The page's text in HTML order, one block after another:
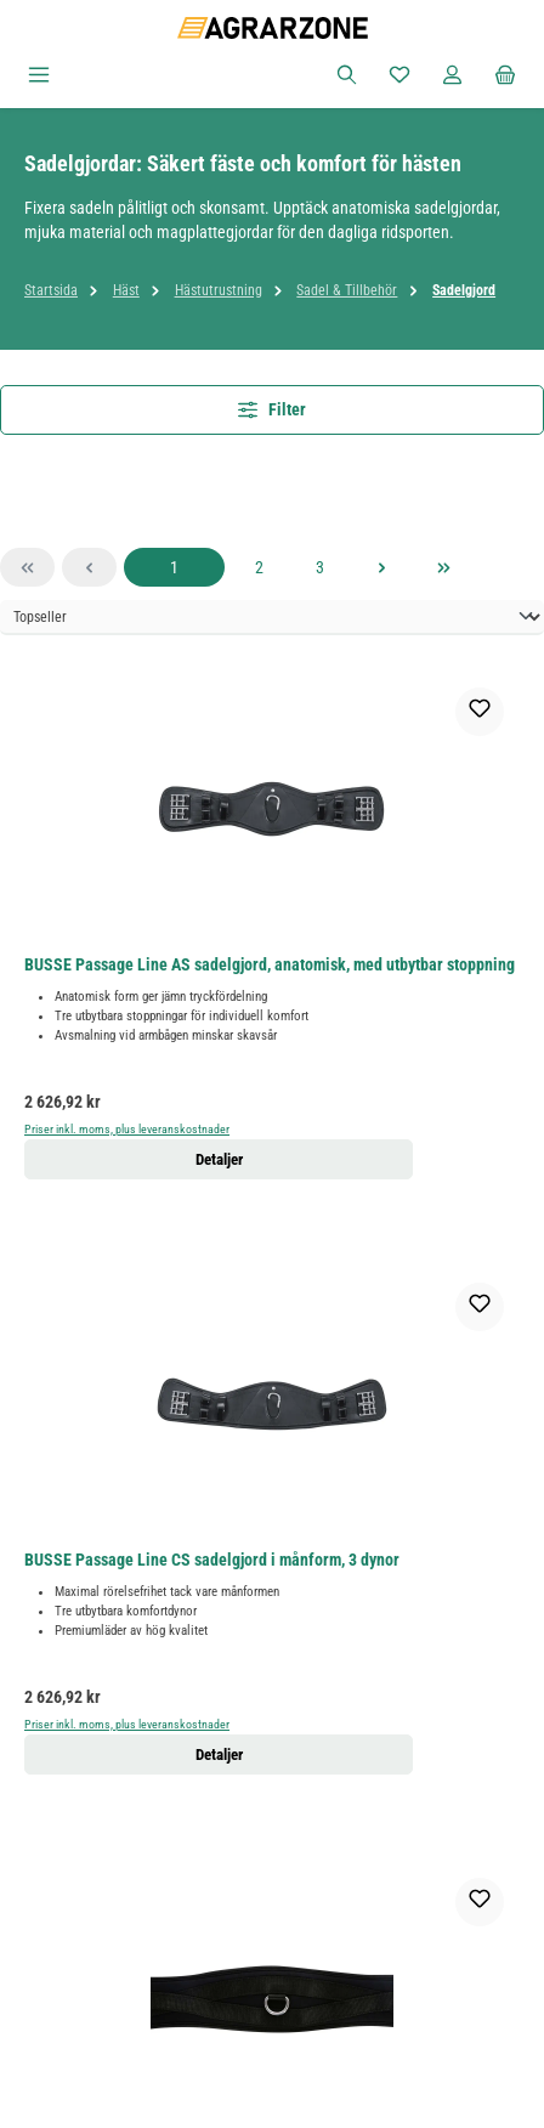
Du har 0 objekt i
Sadelgjordar: Säkert fäste och komfort för hästen
Fixera sadeln pålitligt och skonsamt. Upptäck anatomiska sadelgjordar,
mjuka material och magplattegjordar för den dagliga ridsporten.
Startsida Häst Hästutrustning Sadel & Tillbehör Sadelgjord
Filter
Sida
1 Sida
2 Sida
3
BUSSE Passage Line AS sadelgjord, anatomisk, med utbytbar stoppning
Anatomisk form ger jämn tryckfördelning
Tre utbytbara stoppningar för individuell komfort
Avsmalning vid armbågen minskar skavsår
Ordinarie pris:
2 626,92 kr
Priser inkl. moms, plus leveranskostnader
Detaljer
BUSSE Passage Line CS sadelgjord i månform, 3 dynor
Maximal rörelsefrihet tack vare månformen
Tre utbytbara komfortdynor
Premiumläder av hög kvalitet
Ordinarie pris:
2 626,92 kr
Priser inkl. moms, plus leveranskostnader
Detaljer